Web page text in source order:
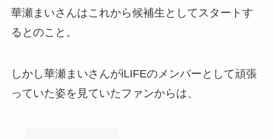
華瀬まいさんはこれから候補生としてスタートす
るとのこと。
しかし華瀬まいさんがiLIFEのメンバーとして頑張
っていた姿を見ていたファンからは、